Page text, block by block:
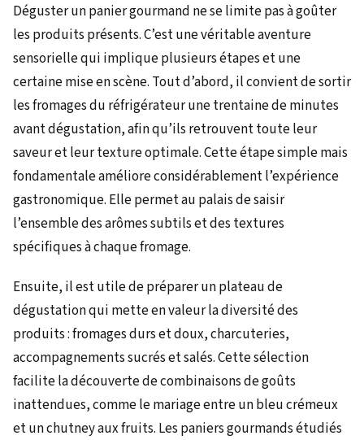
Déguster un panier gourmand ne se limite pas à goûter
les produits présents. C’est une véritable aventure
sensorielle qui implique plusieurs étapes et une
certaine mise en scène. Tout d’abord, il convient de sortir
les fromages du réfrigérateur une trentaine de minutes
avant dégustation, afin qu’ils retrouvent toute leur
saveur et leur texture optimale. Cette étape simple mais
fondamentale améliore considérablement l’expérience
gastronomique. Elle permet au palais de saisir
l’ensemble des arômes subtils et des textures
spécifiques à chaque fromage.
Ensuite, il est utile de préparer un plateau de
dégustation qui mette en valeur la diversité des
produits : fromages durs et doux, charcuteries,
accompagnements sucrés et salés. Cette sélection
facilite la découverte de combinaisons de goûts
inattendues, comme le mariage entre un bleu crémeux
et un chutney aux fruits. Les paniers gourmands étudiés